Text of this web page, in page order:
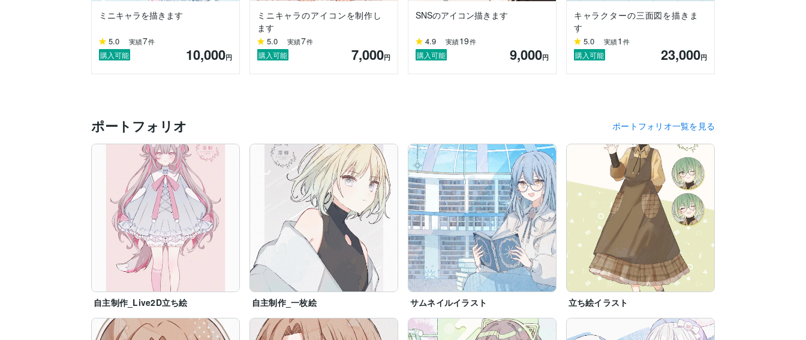
ミニキャラを描きます
5.0 実績7件
購入可能 10,000円
ミニキャラのアイコンを制作し
ます
5.0 実績7件
購入可能 7,000円
SNSのアイコン描きます
4.9 実績19件
購入可能 9,000円
キャラクターの三面図を描きま
す
5.0 実績1 件
購入可能 23,000円
ポートフォリオ ポートフォリオ一覧を見る
自主制作_Live2D立ち絵 自主制作_一枚絵 サムネイルイラスト 立ち絵イラスト